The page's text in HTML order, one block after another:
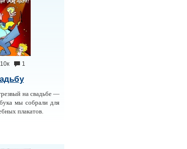
1
на свадьбе —
мы собрали для
плакатов.